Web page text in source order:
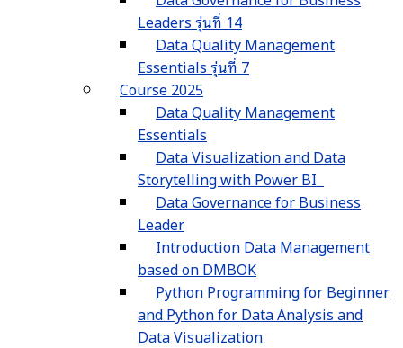
Leaders รุ่นที่ 14
Data Quality Management
Essentials รุ่นที่ 7
Course 2025
Data Quality Management
Essentials
Data Visualization and Data
Storytelling with Power BI
Data Governance for Business
Leader
Introduction Data Management
based on DMBOK
Python Programming for Beginner
and Python for Data Analysis and
Data Visualization